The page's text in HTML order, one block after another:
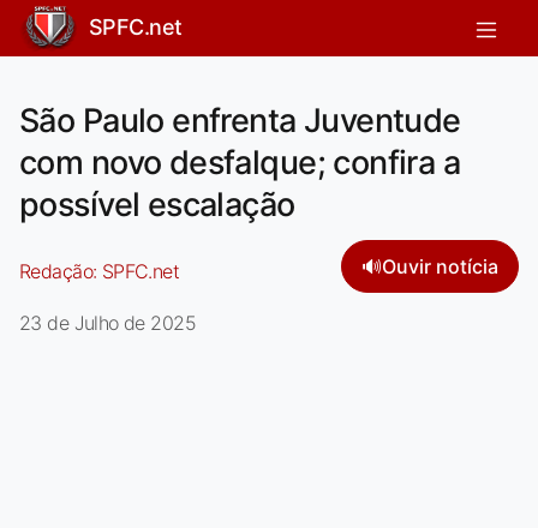
SPFC.net
São Paulo enfrenta Juventude
com novo desfalque; confira a
possível escalação
Redação: SPFC.net 🔊Ouvir notícia
23 de Julho de 2025